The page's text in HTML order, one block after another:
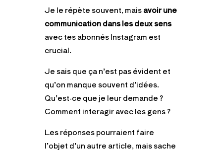
Je le répète souvent, maisavoir une
communication dans les deux sens
avec tes abonnés Instagram est
crucial.
Je sais que ça n’est pas évident et
qu’on manque souvent d’idées.
Qu’est-ce que je leur demande ?
Comment interagir avec les gens ?
Les réponses pourraient faire
l’objet d’un autre article, mais sache